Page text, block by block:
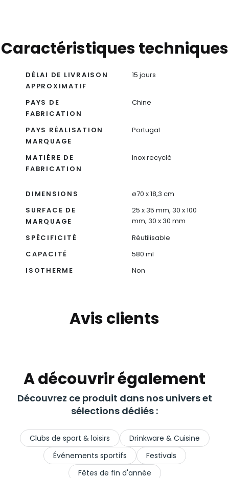
Caractéristiques techniques
DÉLAI DE LIVRAISON
APPROXIMATIF
15 jours
PAYS DE
FABRICATION
Chine
PAYS RÉALISATION
MARQUAGE
Portugal
MATIÈRE DE
FABRICATION
Inox recyclé
DIMENSIONS
ø70 x 18,3 cm
SURFACE DE
MARQUAGE
25 x 35 mm, 30 x 100
mm, 30 x 30 mm
SPÉCIFICITÉ
Réutilisable
CAPACITÉ
580 ml
ISOTHERME
Non
Avis clients
A découvrir également
Découvrez ce produit dans nos univers et
sélections dédiés :
Clubs de sport & loisirs
Drinkware & Cuisine
Événements sportifs
Festivals
Fêtes de fin d'année